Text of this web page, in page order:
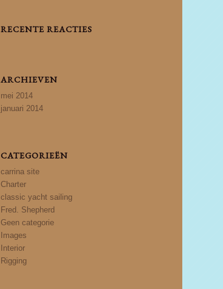
RECENTE REACTIES
ARCHIEVEN
mei 2014
januari 2014
CATEGORIEËN
carrina site
Charter
classic yacht sailing
Fred. Shepherd
Geen categorie
Images
Interior
Rigging